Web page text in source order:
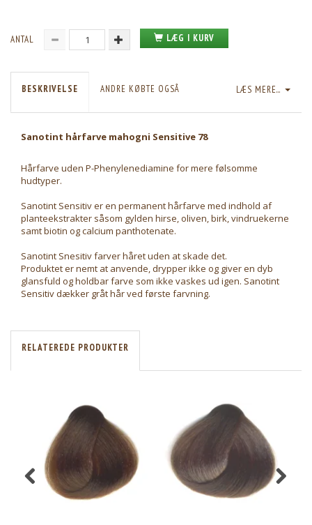
ANTAL LÆG I KURV
LÆS MERE...
BESKRIVELSE ANDRE KØBTE OGSÅ
Sanotint hårfarve mahogni Sensitive 78
Hårfarve uden P-Phenylenediamine for mere følsomme
hudtyper.
Sanotint Sensitiv er en permanent hårfarve med indhold af
planteekstrakter såsom gylden hirse, oliven, birk, vindruekerne
samt biotin og calcium panthotenate.
Sanotint Snesitiv farver håret uden at skade det.
Produktet er nemt at anvende, drypper ikke og giver en dyb
glansfuld og holdbar farve som ikke vaskes ud igen. Sanotint
Sensitiv dækker gråt hår ved første farvning.
RELATEREDE PRODUKTER